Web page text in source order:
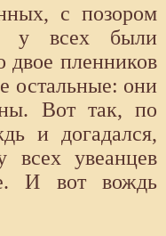
с позором
у всех были
двое пленников
остальные: они
Вот так, по
и догадался,
увеанцев
И вот вождь